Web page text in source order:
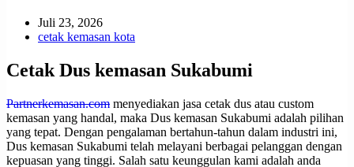
Juli 23, 2026
cetak kemasan kota
Cetak Dus kemasan Sukabumi
Partnerkemasan.com menyediakan jasa cetak dus atau custom
kemasan yang handal, maka Dus kemasan Sukabumi adalah pilihan
yang tepat. Dengan pengalaman bertahun-tahun dalam industri ini,
Dus kemasan Sukabumi telah melayani berbagai pelanggan dengan
kepuasan yang tinggi. Salah satu keunggulan kami adalah anda